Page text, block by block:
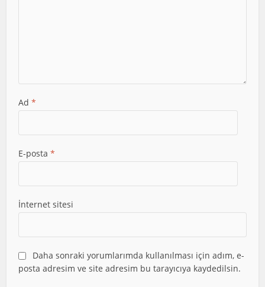
Ad*
E-posta*
İnternet sitesi
Daha sonraki yorumlarımda kullanılması için adım, e-
posta adresim ve site adresim bu tarayıcıya kaydedilsin.